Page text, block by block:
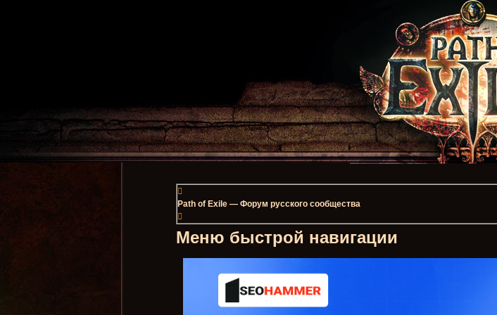
Path of Exile — Форум русского сообщества
Меню быстрой навигации